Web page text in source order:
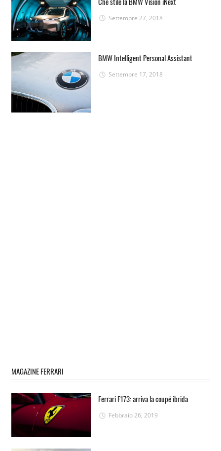
Settembre 27, 2018
BMW Intelligent Personal Assistant
Settembre 17, 2018
MAGAZINE FERRARI
Ferrari F173: arriva la coupé ibrida
Febbraio 26, 2019